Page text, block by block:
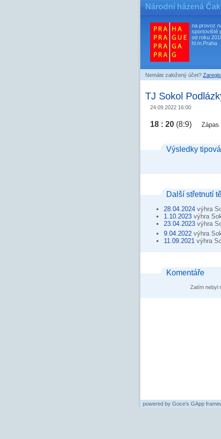
Národní házená
na provoz
sportoviště
od roku
hl.m.Praha
Nemáte založený účet?
TJ Sokol
24.09.2022 16:00
18 : 20 (8:9)
Výsledky
Další střetnutí
28.04.2024 výhra
1.10.2023 výhra
23.04.2023 výhra
9.04.2022 výhra
11.09.2021 výhra
Komentáře
Zatím nebyl
powered by Goce's GApp